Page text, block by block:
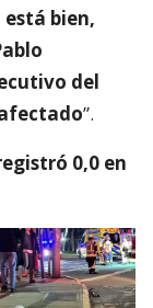
bien,
del
”.
0,0 en